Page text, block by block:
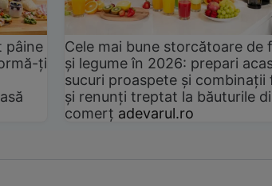
pâine
ți
Cele mai bune storcătoare de
și legume în 2026: prepari
sucuri proaspete și combinații
și renunți treptat la băuturile
comerț adevarul.ro